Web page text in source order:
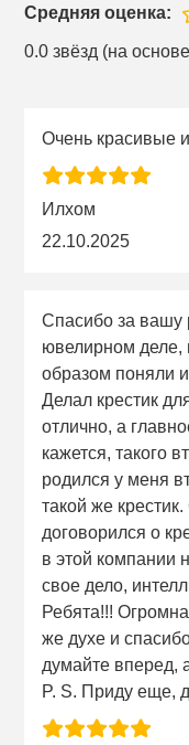
Средняя оценка:
0.0 звёзд (на
Очень красивые
Илхом
22.10.2025
Спасибо за вашу
ювелирном деле,
образом поняли
Делал крестик
отлично, а
кажется, такого
родился у меня
такой же
договорился о
в этой компании
свое дело,
Ребята!!!
же духе и
думайте вперед,
P. S. Приду еще,